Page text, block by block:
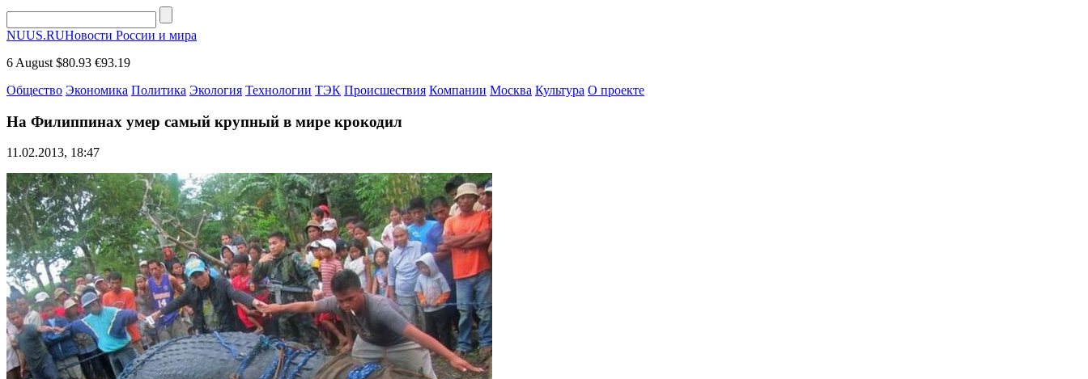
NUUS.RUНовости России и мира
6 August $80.93 €93.19
Общество Экономика Политика Экология Технологии ТЭК Происшествия Компании Москва Культура О проекте
На Филиппинах умер самый крупный в мире крокодил
11.02.2013, 18:47